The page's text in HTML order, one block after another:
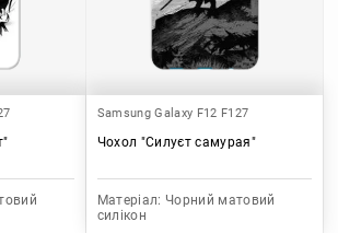
Samsung Galaxy F12 F127
Чохол "Силуєт самурая"
Матеріал: Чорний матовий
силікон